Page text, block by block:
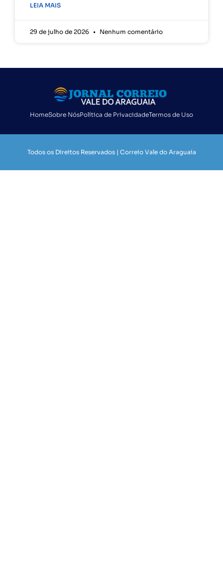
LEIA MAIS
29 de julho de 2026 Nenhum comentário
HomeSobre NósPolítica de PrivacidadeTermos de Uso
Todos os Direitos Reservados | Correio Vale do Araguaia